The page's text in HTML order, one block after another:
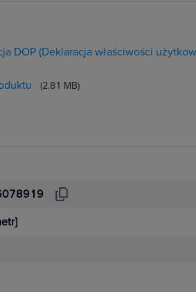
DOP (Deklaracja właściwości
(2.81 MB)